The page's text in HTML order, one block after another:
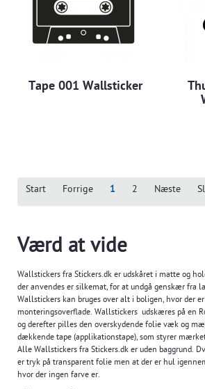
Tape 001 Wallsticker
Start Forrige 1 2 Næste
Værd at vide
Wallstickers fra Stickers.dk er udskåret i matte og
der anvendes er silkemat, for at undgå genskær fra
Wallstickers kan bruges over alt i boligen, hvor der
monteringsoverflade. Wallstickers udskæres på en
og derefter pilles den overskydende folie væk og
dækkende tape (applikationstape), som styrer
Alle Wallstickers fra Stickers.dk er uden baggrund.
er tryk på transparent folie men at der er hul
hvor der ingen farve er.